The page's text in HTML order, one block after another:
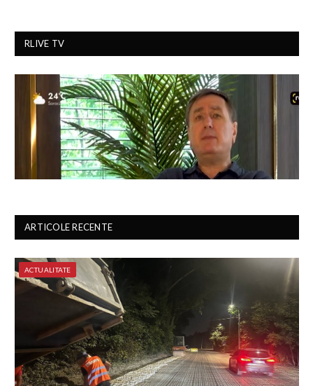
RLIVE TV
ARTICOLE RECENTE
ACTUALITATE